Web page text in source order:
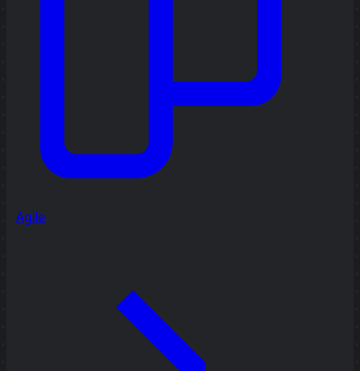
Agile